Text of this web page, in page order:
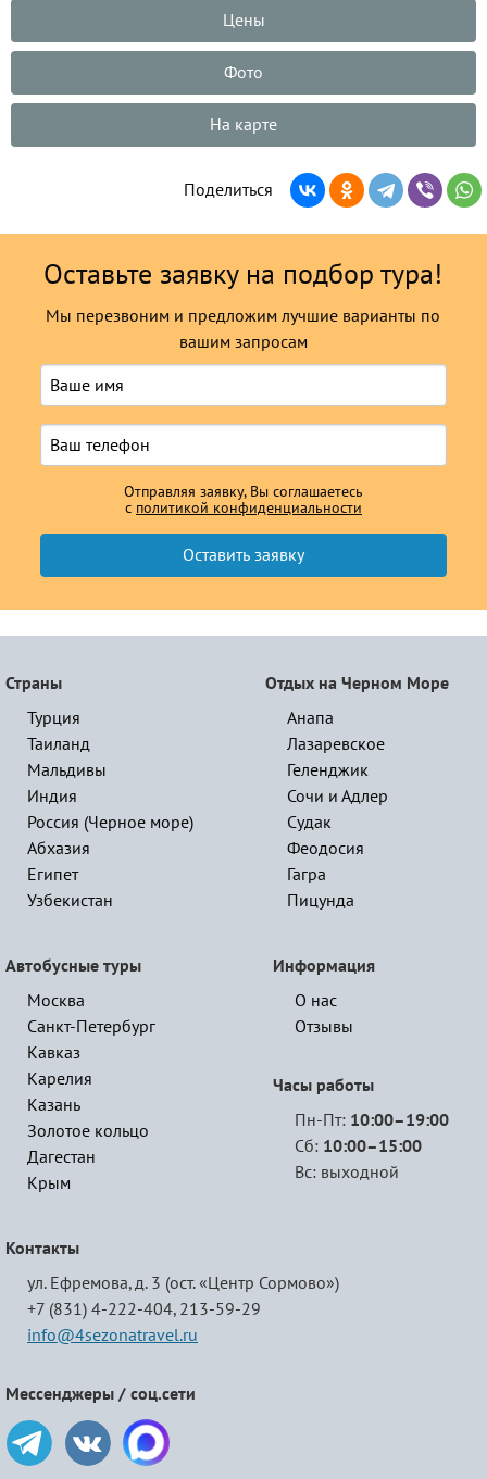
Цены
Фото
На карте
Поделиться
Оставьте заявку на подбор тура!
Мы перезвоним и предложим лучшие варианты по
вашим запросам
Отправляя заявку, Вы соглашаетесь
с политикой конфиденциальности
Страны
Турция
Таиланд
Мальдивы
Индия
Россия (Черное море)
Абхазия
Египет
Узбекистан
Отдых на Черном Море
Анапа
Лазаревское
Геленджик
Сочи и Адлер
Судак
Феодосия
Гагра
Пицунда
Автобусные туры
Москва
Санкт-Петербург
Кавказ
Карелия
Казань
Золотое кольцо
Дагестан
Крым
Информация
О нас
Отзывы
Часы работы
Пн-Пт: 10:00–19:00
Сб: 10:00–15:00
Вс: выходной
Контакты
ул. Ефремова, д. 3 (ост. «Центр Сормово»)
+7 (831) 4-222-404, 213-59-29
info@4sezonatravel.ru
Мессенджеры / соц.сети